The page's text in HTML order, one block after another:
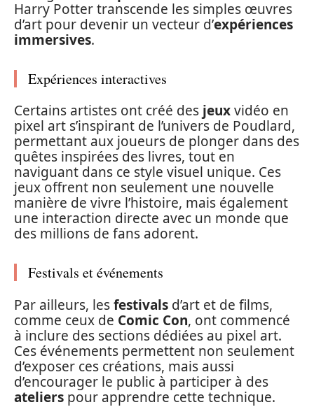
Harry Potter transcende les simples œuvres
d’art pour devenir un vecteur d’expériences
immersives.
Expériences interactives
Certains artistes ont créé des jeuxvidéo en
pixel art s’inspirant de l’univers de Poudlard,
permettant aux joueurs de plonger dans des
quêtes inspirées des livres, tout en
naviguant dans ce style visuel unique. Ces
jeux offrent non seulement une nouvelle
manière de vivre l’histoire, mais également
une interaction directe avec un monde que
des millions de fans adorent.
Festivals et événements
Par ailleurs, lesfestivals d’art et de films,
comme ceux de Comic Con, ont commencé
à inclure des sections dédiées au pixel art.
Ces événements permettent non seulement
d’exposer ces créations, mais aussi
d’encourager le public à participer à des
ateliers pour apprendre cette technique.